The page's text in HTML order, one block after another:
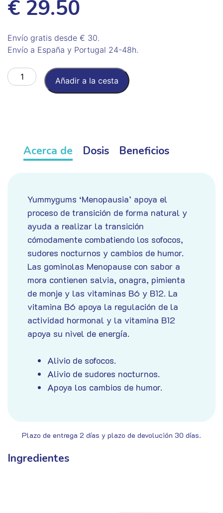
€ 29.50
Envío gratis desde € 30.
Envío a España y Portugal 24-48h.
Menopause
cantidad
Añadir a la cesta
Acerca de Dosis Beneficios
Yummygums ‘Menopausia’ apoya el
proceso de transición de forma natural y
ayuda a realizar la transición
cómodamente combatiendo los sofocos,
sudores nocturnos y cambios de humor.
Las gominolas Menopause con sabor a
mora contienen salvia, onagra, pimienta
de monje y las vitaminas B6 y B12. La
vitamina B6 apoya la regulación de la
actividad hormonal y la vitamina B12
apoya su nivel de energía.
Alivio de sofocos.
Alivio de sudores nocturnos.
Apoya los cambios de humor.
Plazo de entrega 2 días y plazo de devolución 30 días.
Ingredientes